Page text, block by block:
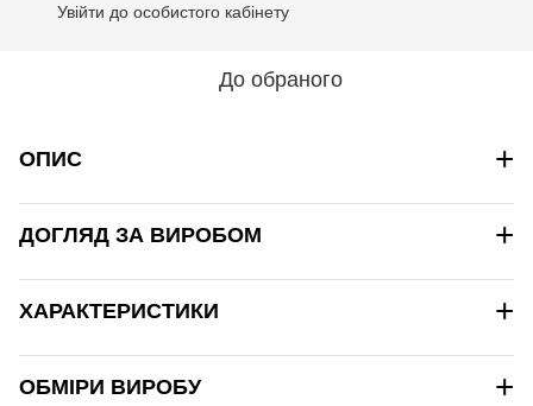
Увійти до особистого кабінету
До обраного
ОПИС +
ДОГЛЯД ЗА ВИРОБОМ +
ХАРАКТЕРИСТИКИ +
ОБМІРИ ВИРОБУ +